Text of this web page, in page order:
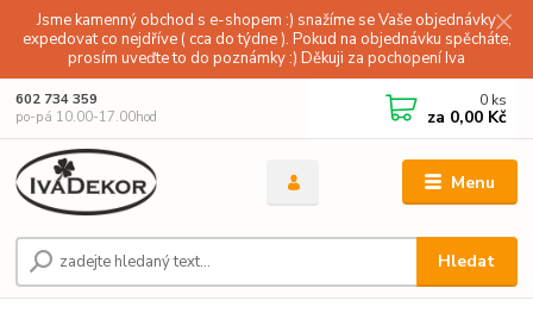
Jsme kamenný obchod s e-shopem :) snažíme se Vaše objednávky
expedovat co nejdříve ( cca do týdne ). Pokud na objednávku spěcháte,
prosím uveďte to do poznámky :) Děkuji za pochopení Iva
Menu
Hledat
602 734 359
po-pá 10.00-17.00hod
0 ks
za 0,00 Kč